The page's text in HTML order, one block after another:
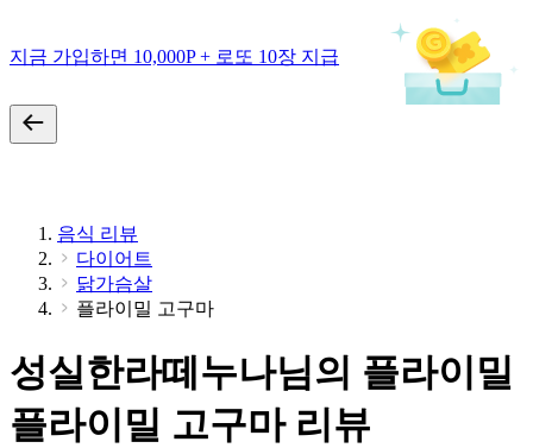
지금 가입하면 10,000P + 로또 10장 지급
음식 리뷰
다이어트
닭가슴살
플라이밀 고구마
성실한라떼누나님의 플라이밀
플라이밀 고구마 리뷰